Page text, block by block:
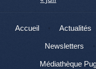
Menu
Aller au contenu
Accueil Actualités
Newsletters
Médiathèque